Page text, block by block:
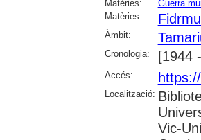
Matèries: Guerra
Matèries:
Àmbit:
Cronologia: [1944
Accés:
Localització:
Vic-